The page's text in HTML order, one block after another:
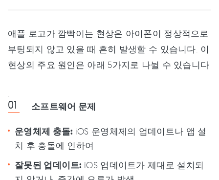
애플 로고가 깜빡이는 현상은 아이폰이 정상적으로
부팅되지 않고 있을 때 흔히 발생할 수 있습니다. 이
현상의 주요 원인은 아래 5가지로 나뉠 수 있습니다
소프트웨어 문제
운영체제 충돌: iOS 운영체제의 업데이트나 앱 설
치 후 충돌에 인하여
잘못된 업데이트: iOS 업데이트가 제대로 설치되